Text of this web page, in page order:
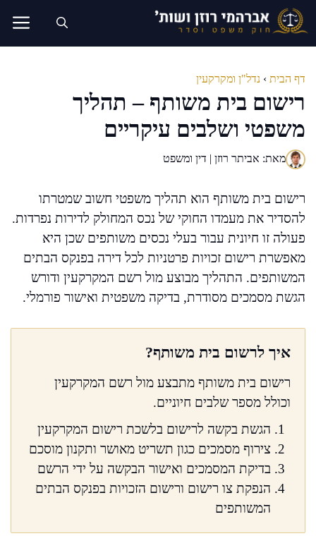
לדלג
לתוכן
דף הבית › נדל"ן ומקרקעין
רישום בית משותף – תהליך
משפטי ושלבים עיקריים
מאת: אביתר רוזן | דין ומשפט
רישום בית משותף הוא תהליך משפטי חשוב שמטרתו
להסדיר את מעמדו החוקי של נכס המחולק לדירות נפרדות.
פעולה זו חיונית עבור בעלי נכסים משותפים שכן היא
מאפשרת רישום זכויות פרטניות לכל דירה בפנקס הבתים
המשותפים. התהליך מבוצע מול רשם המקרקעין ודורש
הגשת מסמכים מסודרת, בדיקה משפטית ואישור פורמלי.
איך לרשום בית משותף?
רישום בית משותף מתבצע מול רשם המקרקעין
וכולל מספר שלבים חיוניים.
הגשת בקשה לרישום בלשכת רישום המקרקעין
צירוף מסמכים כגון תשריט מאושר ותקנון מוסכם
בדיקת המסמכים ואישור הבקשה על ידי הרשם
הנפקת צו רישום ורישום הזכויות בפנקס הבתים
המשותפים